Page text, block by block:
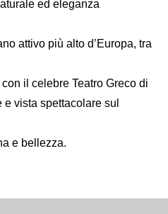
Francese
Italiano
ed eleganza
attivo più alto d’Europa, tra
il celebre Teatro Greco di
vista spettacolare sul
e bellezza.